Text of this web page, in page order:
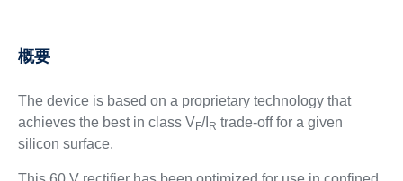
概要
The device is based on a proprietary technology that
achieves the best in class VF/I R trade-off for a given
silicon surface.